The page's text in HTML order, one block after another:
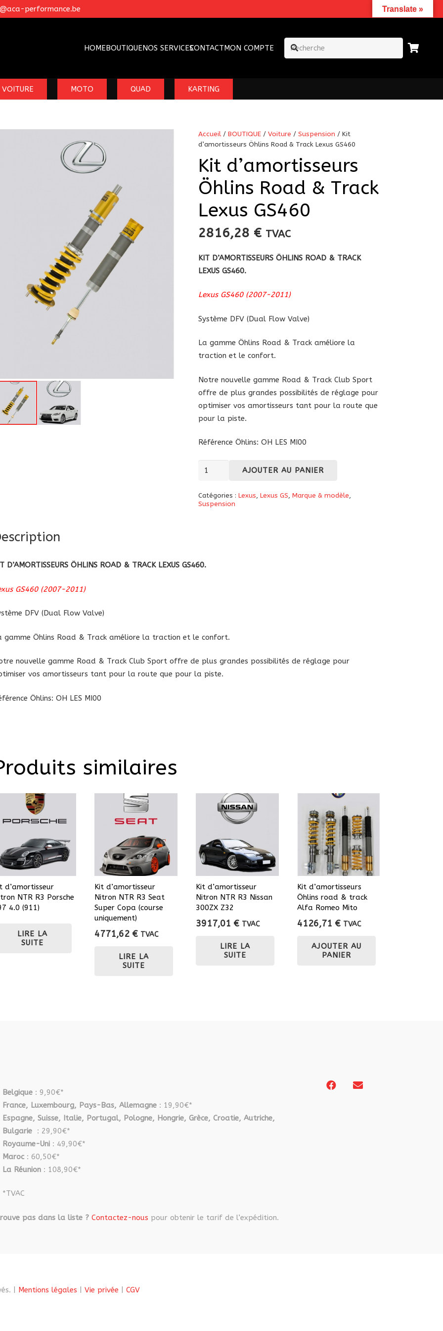
performance.be
HOMEBOUTIQUENOS SERVICESCONTACTMON COMPTE
VOITURE MOTO QUAD KARTING
Accueil/BOUTIQUE /Voiture /Suspension / Kit
d’amortisseurs Öhlins Road & Track Lexus GS460
Kit d’amortisseurs
Öhlins Road & Track
Lexus GS460
2816,28 € TVAC
KIT D’AMORTISSEURS ÖHLINS ROAD & TRACK
LEXUS GS460.
Lexus GS460 (2007-2011)
Système DFV (Dual Flow Valve)
La gamme Öhlins Road & Track améliore la
traction et le confort.
Notre nouvelle gamme Road & Track Club Sport
offre de plus grandes possibilités de réglage pour
optimiser vos amortisseurs tant pour la route que
pour la piste.
Référence Öhlins: OH LES MI00
quantité
Kit
d’amortisseurs
Lexus
AJOUTER AU PANIER
Catégories :Lexus,Lexus GS,Marque & modèle,
Suspension
D’AMORTISSEURS ÖHLINS ROAD & TRACK LEXUS GS460.
GS460 (2007-2011)
DFV (Dual Flow Valve)
gamme Öhlins Road & Track améliore la traction et le confort.
nouvelle gamme Road & Track Club Sport offre de plus grandes possibilités de réglage pour
vos amortisseurs tant pour la route que pour la piste.
Öhlins: OH LES MI00
similaires
d’amortisseur
NTR R3 Porsche
4.0 (911)
LIRE LA
SUITE
Kit d’amortisseur
Nitron NTR R3 Seat
Super Copa (course
uniquement)
4771,62 € TVAC
LIRE LA
SUITE
Kit d’amortisseur
Nitron NTR R3 Nissan
300ZX Z32
3917,01 € TVAC
LIRE LA
SUITE
Kit d’amortisseurs
Öhlins road & track
Alfa Romeo Mito
4126,71 € TVAC
AJOUTER AU
PANIER
Belgique : 9,90€*
France, Luxembourg, Pays-Bas, Allemagne : 19,90€*
Espagne, Suisse, Italie, Portugal, Pologne, Hongrie, Grèce, Croatie, Autriche,
Bulgarie
: 29,90€*
Royaume-Uni : 49,90€*
Maroc : 60,50€*
La Réunion : 108,90€*
*TVAC
pas dans la liste ? Contactez-nous pour obtenir le tarif de l’expédition.
| Mentions légales Vie privée CGV
Translate »